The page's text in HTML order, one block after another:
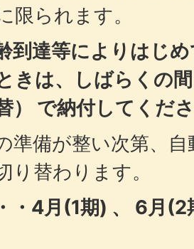
限られます。
到達等によりはじ
きは、
しばらくの
） で納付してくだ
準備が整い次第、
り替わります。
・4月(1期) 、 6月